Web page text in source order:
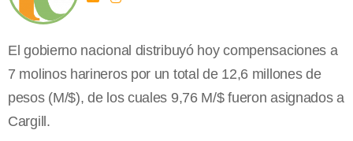
El gobierno nacional distribuyó hoy compensaciones a
7 molinos harineros por un total de 12,6 millones de
pesos (M/$), de los cuales 9,76 M/$ fueron asignados a
Cargill.